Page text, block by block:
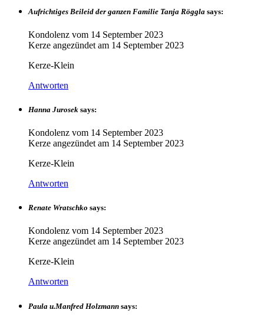
Aufrichtiges Beileid der ganzen Familie Tanja Röggla says:
Kondolenz vom 14 September 2023
Kerze angezündet am 14 September 2023
Kerze-Klein
Antworten
Hanna Jurosek says:
Kondolenz vom 14 September 2023
Kerze angezündet am 14 September 2023
Kerze-Klein
Antworten
Renate Wratschko says:
Kondolenz vom 14 September 2023
Kerze angezündet am 14 September 2023
Kerze-Klein
Antworten
Paula u.Manfred Holzmann says: